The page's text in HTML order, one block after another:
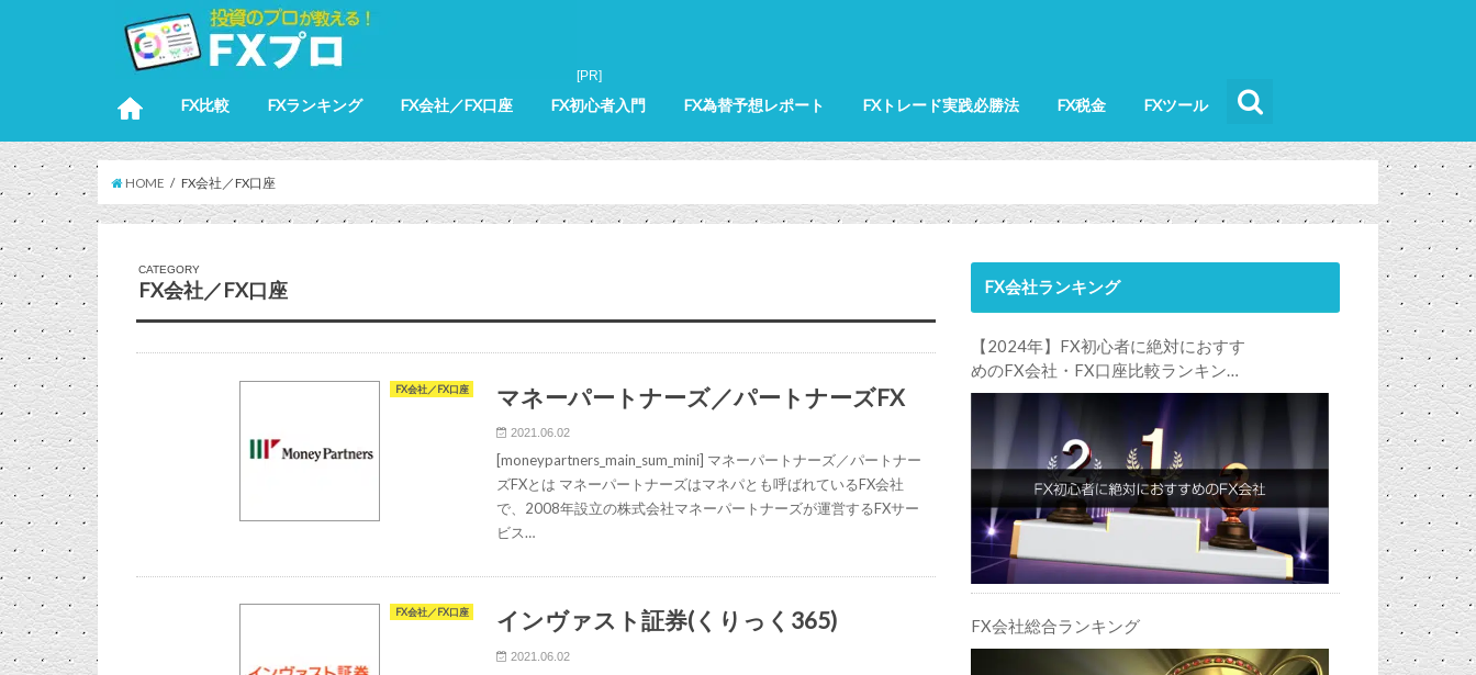
FX比較 FXランキング FX会社／FX口座 FX初心者入門 FX為替予想レポート FXトレード実践必勝法 FX税金 FXツール
HOME FX会社／FX口座
CATEGORY
FX会社／FX口座
FX会社／FX口座 マネーパートナーズ／パートナーズFX
2021.06.02
[moneypartners_main_sum_mini] マネーパートナーズ／パートナー
ズFXとは マネーパートナーズはマネパとも呼ばれているFX会社
で、2008年設立の株式会社マネーパートナーズが運営するFXサー
ビス…
FX会社／FX口座 インヴァスト証券(くりっく365)
2021.06.02
FX会社ランキング
【2024年】FX初心者に絶対におすす
めのFX会社・FX口座比較ランキン
グ。FX初心者におすすめの理由・注
意点も合わせて解説します！
FX会社総合ランキング